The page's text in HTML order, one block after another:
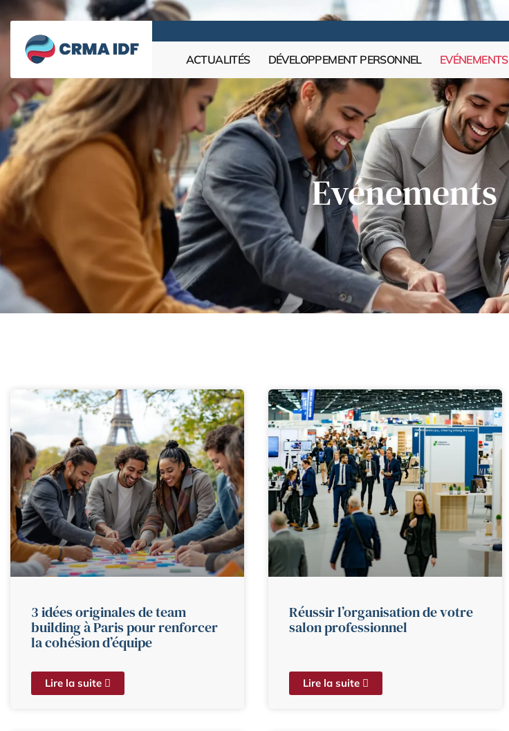
ACTUALITÉS DÉVELOPPEMENT PERSONNEL EVÉNEMENTS
Evénements
3 idées originales de team
building à Paris pour renforcer
la cohésion d’équipe
Lire la suite
Réussir l’organisation de votre
salon professionnel
Lire la suite